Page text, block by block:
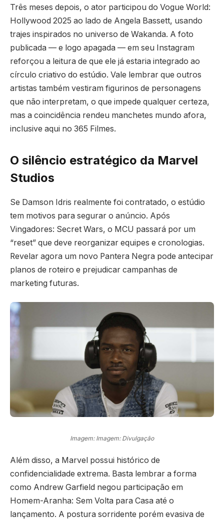
Três meses depois, o ator participou do Vogue World:
Hollywood 2025 ao lado de Angela Bassett, usando
trajes inspirados no universo de Wakanda. A foto
publicada — e logo apagada — em seu Instagram
reforçou a leitura de que ele já estaria integrado ao
círculo criativo do estúdio. Vale lembrar que outros
artistas também vestiram figurinos de personagens
que não interpretam, o que impede qualquer certeza,
mas a coincidência rendeu manchetes mundo afora,
inclusive aqui no 365 Filmes.
O silêncio estratégico da Marvel
Studios
Se Damson Idris realmente foi contratado, o estúdio
tem motivos para segurar o anúncio. Após
Vingadores: Secret Wars, o MCU passará por um
“reset” que deve reorganizar equipes e cronologias.
Revelar agora um novo Pantera Negra pode antecipar
planos de roteiro e prejudicar campanhas de
marketing futuras.
Imagem: Imagem: Divulgação
Além disso, a Marvel possui histórico de
confidencialidade extrema. Basta lembrar a forma
como Andrew Garfield negou participação em
Homem-Aranha: Sem Volta para Casa até o
lançamento. A postura sorridente porém evasiva de